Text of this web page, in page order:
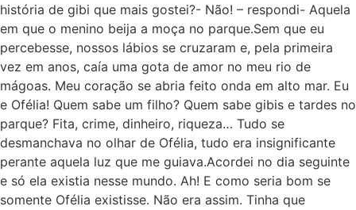
história de gibi que mais gostei?- Não! – respondi- Aquela
em que o menino beija a moça no parque.Sem que eu
percebesse, nossos lábios se cruzaram e, pela primeira
vez em anos, caía uma gota de amor no meu rio de
mágoas. Meu coração se abria feito onda em alto mar. Eu
e Ofélia! Quem sabe um filho? Quem sabe gibis e tardes no
parque? Fita, crime, dinheiro, riqueza… Tudo se
desmanchava no olhar de Ofélia, tudo era insignificante
perante aquela luz que me guiava.Acordei no dia seguinte
e só ela existia nesse mundo. Ah! E como seria bom se
somente Ofélia existisse. Não era assim. Tinha que